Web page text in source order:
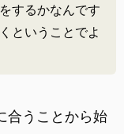
するかなんです
ということでよ
合うことから始